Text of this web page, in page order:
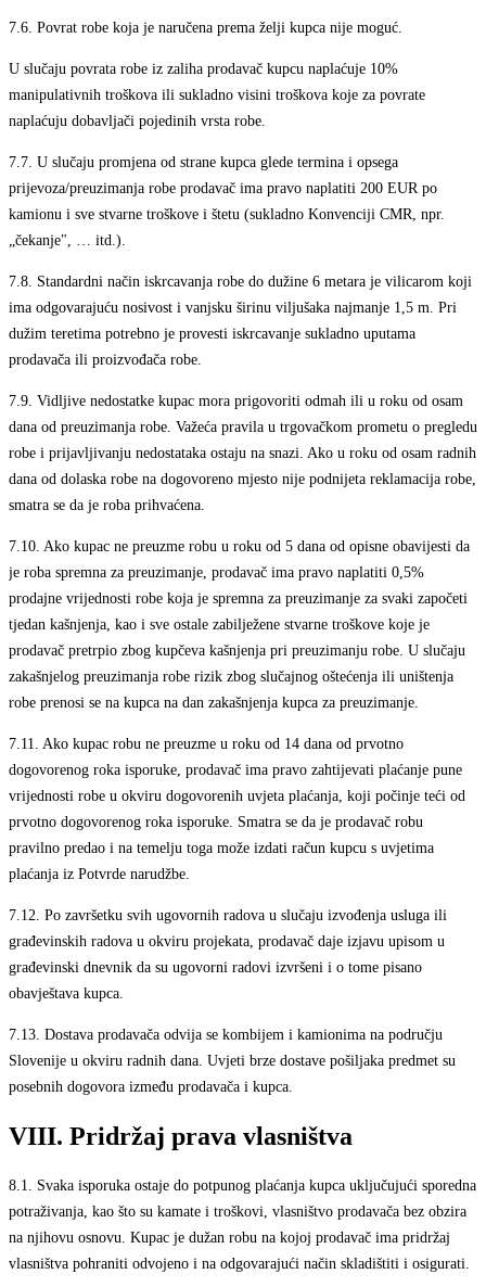
7.6. Povrat robe koja je naručena prema želji kupca nije moguć.
U slučaju povrata robe iz zaliha prodavač kupcu naplaćuje 10%
manipulativnih troškova ili sukladno visini troškova koje za povrate
naplaćuju dobavljači pojedinih vrsta robe.
7.7. U slučaju promjena od strane kupca glede termina i opsega
prijevoza/preuzimanja robe prodavač ima pravo naplatiti 200 EUR po
kamionu i sve stvarne troškove i štetu (sukladno Konvenciji CMR, npr.
„čekanje", … itd.).
7.8. Standardni način iskrcavanja robe do dužine 6 metara je vilicarom koji
ima odgovarajuću nosivost i vanjsku širinu viljušaka najmanje 1,5 m. Pri
dužim teretima potrebno je provesti iskrcavanje sukladno uputama
prodavača ili proizvođača robe.
7.9. Vidljive nedostatke kupac mora prigovoriti odmah ili u roku od osam
dana od preuzimanja robe. Važeća pravila u trgovačkom prometu o pregledu
robe i prijavljivanju nedostataka ostaju na snazi. Ako u roku od osam radnih
dana od dolaska robe na dogovoreno mjesto nije podnijeta reklamacija robe,
smatra se da je roba prihvaćena.
7.10. Ako kupac ne preuzme robu u roku od 5 dana od opisne obavijesti da
je roba spremna za preuzimanje, prodavač ima pravo naplatiti 0,5%
prodajne vrijednosti robe koja je spremna za preuzimanje za svaki započeti
tjedan kašnjenja, kao i sve ostale zabilježene stvarne troškove koje je
prodavač pretrpio zbog kupčeva kašnjenja pri preuzimanju robe. U slučaju
zakašnjelog preuzimanja robe rizik zbog slučajnog oštećenja ili uništenja
robe prenosi se na kupca na dan zakašnjenja kupca za preuzimanje.
7.11. Ako kupac robu ne preuzme u roku od 14 dana od prvotno
dogovorenog roka isporuke, prodavač ima pravo zahtijevati plaćanje pune
vrijednosti robe u okviru dogovorenih uvjeta plaćanja, koji počinje teći od
prvotno dogovorenog roka isporuke. Smatra se da je prodavač robu
pravilno predao i na temelju toga može izdati račun kupcu s uvjetima
plaćanja iz Potvrde narudžbe.
7.12. Po završetku svih ugovornih radova u slučaju izvođenja usluga ili
građevinskih radova u okviru projekata, prodavač daje izjavu upisom u
građevinski dnevnik da su ugovorni radovi izvršeni i o tome pisano
obavještava kupca.
7.13. Dostava prodavača odvija se kombijem i kamionima na području
Slovenije u okviru radnih dana. Uvjeti brze dostave pošiljaka predmet su
posebnih dogovora između prodavača i kupca.
VIII. Pridržaj prava vlasništva
8.1. Svaka isporuka ostaje do potpunog plaćanja kupca uključujući sporedna
potraživanja, kao što su kamate i troškovi, vlasništvo prodavača bez obzira
na njihovu osnovu. Kupac je dužan robu na kojoj prodavač ima pridržaj
vlasništva pohraniti odvojeno i na odgovarajući način skladištiti i osigurati.